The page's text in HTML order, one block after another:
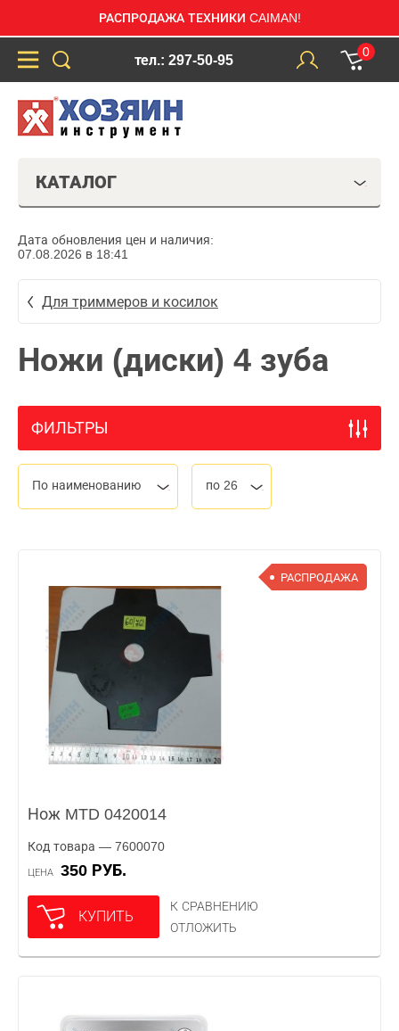
РАСПРОДАЖА ТЕХНИКИ CAIMAN!
тел.: 297-50-95
0
КАТАЛОГ
Дата обновления цен и наличия:
07.08.2026 в 18:41
Для триммеров и косилок
Ножи (диски) 4 зуба
ФИЛЬТРЫ
По наименованию по 26
РАСПРОДАЖА
Нож MTD 0420014
Код товара — 7600070
ЦЕНА 350 РУБ.
КУПИТЬ
К СРАВНЕНИЮ
ОТЛОЖИТЬ